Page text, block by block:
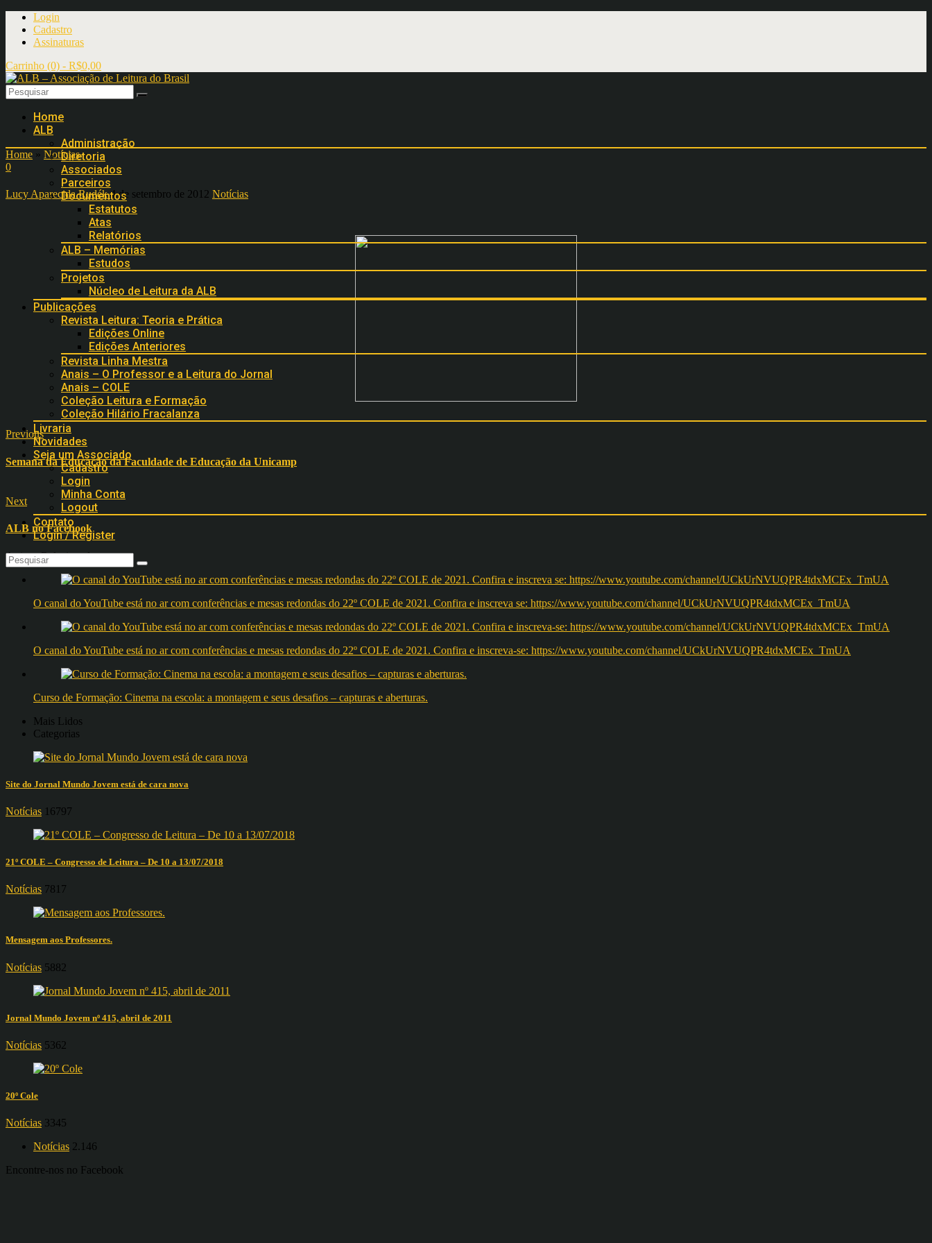
Login
Cadastro
Assinaturas
Carrinho (0) - R$0,00
Home
ALB
Administração
Diretoria
Associados
Parceiros
Documentos
Estatutos
Atas
Relatórios
ALB – Memórias
Estudos
Projetos
Núcleo de Leitura da ALB
Publicações
Revista Leitura: Teoria e Prática
Edições Online
Edições Anteriores
Revista Linha Mestra
Anais – O Professor e a Leitura do Jornal
Anais – COLE
Coleção Leitura e Formação
Coleção Hilário Fracalanza
Livraria
Novidades
Seja um Associado
Cadastro
Login
Minha Conta
Logout
Contato
Login / Register
Home » Notícias»
0
Lucy Aparecida Rudék4 de setembro de 2012 Notícias
Previous
Semana da Educação da Faculdade de Educação da Unicamp
Next
ALB no Facebook
Artigos Relacionados
O canal do YouTube está no ar com conferências e mesas redondas do 22º COLE de 2021. Confira e inscreva se: https://www.youtube.com/channel/UCkUrNVUQPR4tdxMCEx_TmUA
O canal do YouTube está no ar com conferências e mesas redondas do 22º COLE de 2021. Confira e inscreva-se: https://www.youtube.com/channel/UCkUrNVUQPR4tdxMCEx_TmUA
Curso de Formação: Cinema na escola: a montagem e seus desafios – capturas e aberturas.
Mais Lidos
Categorias
Site do Jornal Mundo Jovem está de cara nova
Notícias 16797
21º COLE – Congresso de Leitura – De 10 a 13/07/2018
Notícias 7817
Mensagem aos Professores.
Notícias 5882
Jornal Mundo Jovem nº 415, abril de 2011
Notícias 5362
20º Cole
Notícias 3345
Notícias 2.146
Encontre-nos no Facebook